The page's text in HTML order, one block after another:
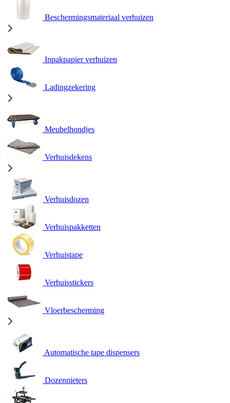
Beschermingsmateriaal verhuizen
Inpakpapier verhuizen
Ladingzekering
Meubelhondjes
Verhuisdekens
Verhuisdozen
Verhuispakketten
Verhuistape
Verhuisstickers
Vloerbescherming
Automatische tape dispensers
Dozennieters